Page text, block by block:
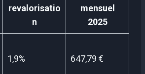
revalorisatio
n
mensuel
2025
1,9% 647,79 €